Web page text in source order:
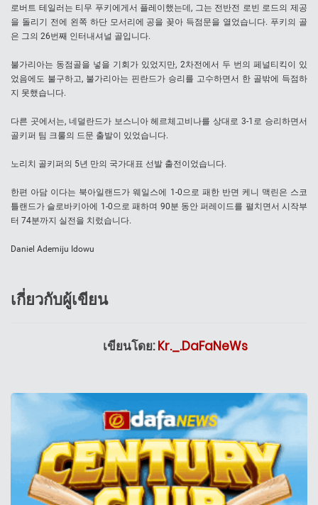
로버트 테일러는 티무 푸키에게서 플레이했는데, 그는 전반전 로빈 로드의 제공
을 돌리기 전에 왼쪽 하단 모서리에 공을 꽂아 득점문을 열었습니다. 푸키의 골
은 그의 26번째 인터내셔널 골입니다.
불가리아는 동점골을 넣을 기회가 있었지만, 2차전에서 두 번의 페널티킥이 있
었음에도 불구하고, 불가리아는 핀란드가 승리를 고수하면서 한 골밖에 득점하
지 못했습니다.
다른 곳에서는, 네덜란드가 보스니아 헤르체고비나를 상대로 3-1로 승리하면서
골키퍼 팀 크룰의 드문 출발이 있었습니다.
노리치 골키퍼의 5년 만의 국가대표 선발 출전이었습니다.
한편 아담 이다는 북아일랜드가 웨일스에 1-0으로 패한 반면 케니 맥린은 스코
틀랜드가 슬로바키아에 1-0으로 패하며 90분 동안 퍼레이드를 펼치면서 시작부
터 74분까지 실전을 치렀습니다.
Daniel Ademiju Idowu
เกี่ยวกับผู้เขียน
เขียนโดย:Kr._.DaFaNeWs